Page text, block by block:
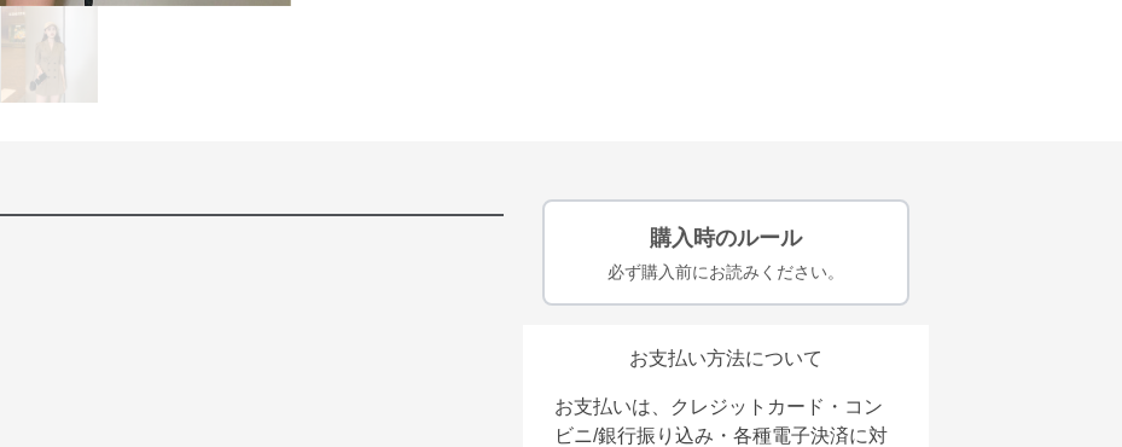
購入時のルール
必ず購入前にお読みください。
お支払い方法について
お支払いは、クレジットカード・コン
ビニ/銀行振り込み・各種電子決済に対